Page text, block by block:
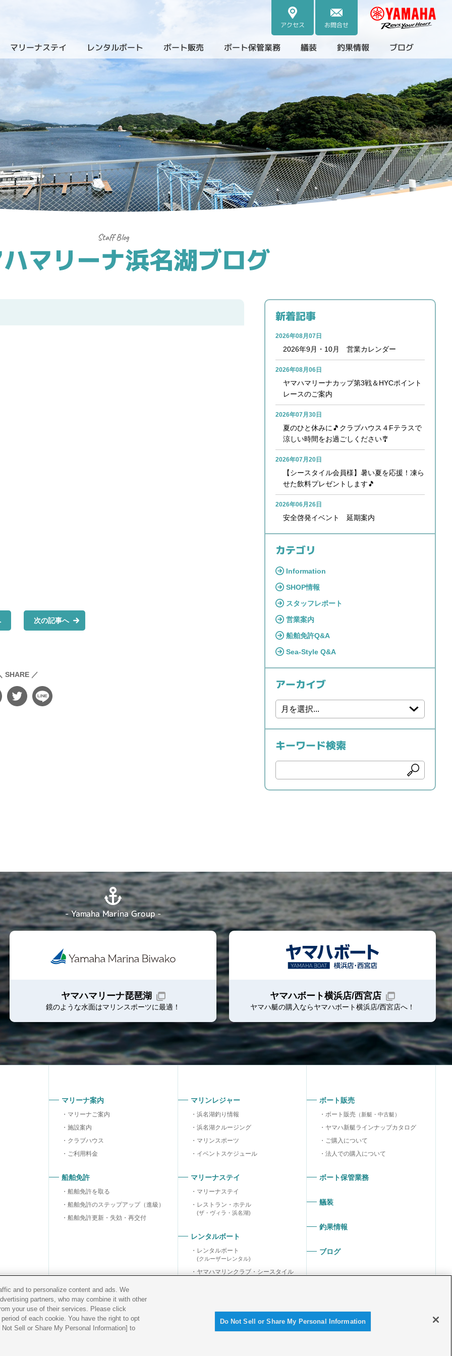
アクセス お問合せ
マリーナステイ
（ザ・ヴィラ・浜名湖）
レンタルボート
（クルーザーレンタル）
ボート販売 ボート保管業務 艤装 釣果情報 ブログ
マリーナ浜名湖ブログ
次の記事へ
SHARE ／
新着記事
2026年08月07日
2026年9月・10月 営業カレンダー
2026年08月06日
ヤマハマリーナカップ第3戦＆HYCポイント
レースのご案内
2026年07月30日
夏のひと休みに🎵クラブハウス４Fテラスで
涼しい時間をお過ごしください🎐
2026年07月20日
【シースタイル会員様】暑い夏を応援！凍ら
せた飲料プレゼントします🎵
2026年06月26日
安全啓発イベント 延期案内
カテゴリ
Information
SHOP情報
スタッフレポート
営業案内
船舶免許Q&A
Sea-Style Q&A
アーカイブ
キーワード検索
- Yamaha Marina Group -
ヤマハマリーナ琵琶湖
鏡のような水面はマリンスポーツに最適！
ヤマハボート横浜店/西宮店
ヤマハ艇の購入ならヤマハボート横浜店/西宮店へ！
マリーナ案内
マリーナご案内
施設案内
クラブハウス
ご利用料金
船舶免許
船舶免許を取る
船舶免許のステップアップ（進級）
船舶免許更新・失効・再交付
マリンレジャー
浜名湖釣り情報
浜名湖クルージング
マリンスポーツ
イベントスケジュール
マリーナステイ
マリーナステイ
レストラン・ホテル
(ザ・ヴィラ・浜名湖)
レンタルボート
レンタルボート
(クルーザーレンタル)
ヤマハマリンクラブ・シースタイル
ボート販売
ボート販売 （新艇・中古艇）
ヤマハ新艇ラインナップカタログ
ご購入について
法人での購入について
ボート保管業務
艤装
釣果情報
ブログ
and to personalize content and ads. We
partners, who may combine it with other
your use of their services. Please click
of each cookie. You have the right to opt
Sell or Share My Personal Information] to
Do Not Sell or Share My Personal Information